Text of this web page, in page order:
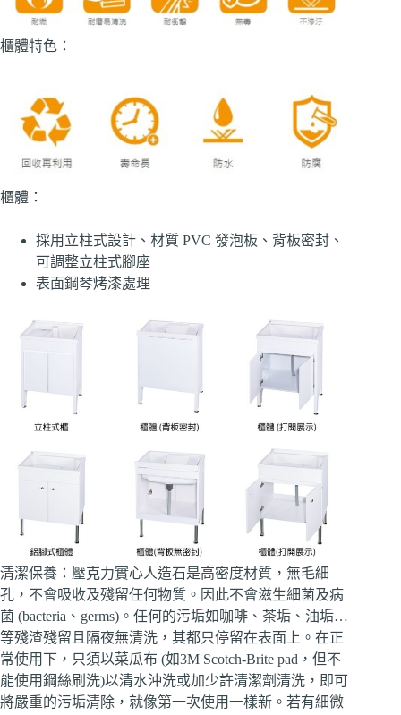
櫃體特色：
櫃體：
採用立柱式設計、材質 PVC 發泡板、背板密封、
可調整立柱式腳座
表面鋼琴烤漆處理
清潔保養：壓克力實心人造石是高密度材質，無毛細
孔，不會吸收及殘留任何物質。因此不會滋生細菌及病
菌 (bacteria、germs)。任何的污垢如咖啡、茶垢、油垢…
等殘渣殘留且隔夜無清洗，其都只停留在表面上。在正
常使用下，只須以菜瓜布 (如3M Scotch-Brite pad，但不
能使用鋼絲刷洗)以清水沖洗或加少許清潔劑清洗，即可
將嚴重的污垢清除，就像第一次使用一樣新。若有細微